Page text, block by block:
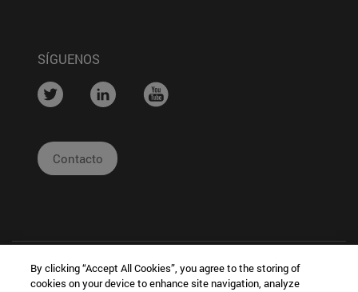
SÍGUENOS
.... .... ....
Contacto
By clicking “Accept All Cookies”, you agree to the storing of
cookies on your device to enhance site navigation, analyze